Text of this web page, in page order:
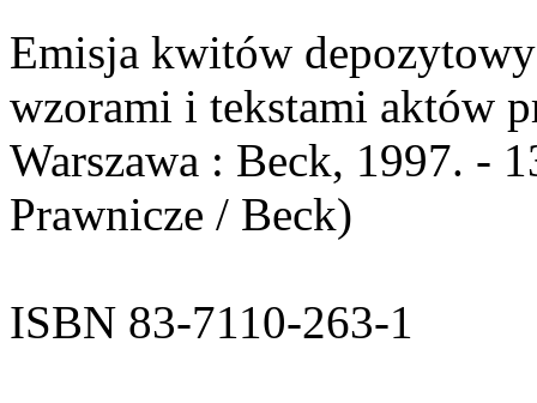
Emisja kwitów
wzorami i tekstami aktów
Warszawa : Beck, 1997. -
Prawnicze / Beck)
ISBN 83-7110-263-1